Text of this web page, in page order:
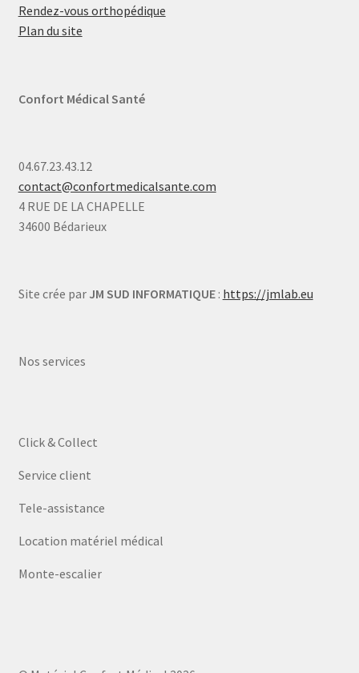
Rendez-vous orthopédique
Plan du site
Confort Médical Santé
04.67.23.43.12
contact@confortmedicalsante.com
4 RUE DE LA CHAPELLE
34600 Bédarieux
Site crée par JM SUD INFORMATIQUE: https://jmlab.eu
Nos services
Click & Collect
Service client
Tele-assistance
Location matériel médical
Monte-escalier